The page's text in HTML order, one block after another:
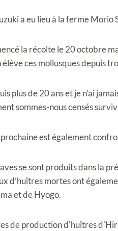
a eu lieu à la ferme Morio
la récolte le 20 octobre
ces mollusques depuis
plus de 20 ans et je n'ai
sommes-nous censés
est également
se sont produits dans la
d’huîtres mortes ont
et de Hyogo.
de production d'huîtres